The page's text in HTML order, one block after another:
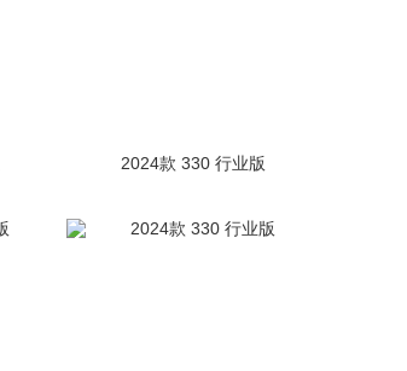
2024款 330 行业版